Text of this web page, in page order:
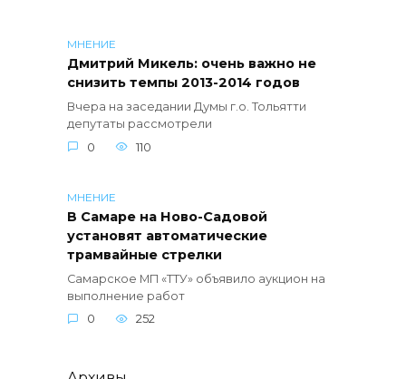
МНЕНИЕ
Дмитрий Микель: очень важно не
снизить темпы 2013-2014 годов
Вчера на заседании Думы г.о. Тольятти
депутаты рассмотрели
0
110
МНЕНИЕ
В Самаре на Ново-Садовой
установят автоматические
трамвайные стрелки
Самарское МП «ТТУ» объявило аукцион на
выполнение работ
0
252